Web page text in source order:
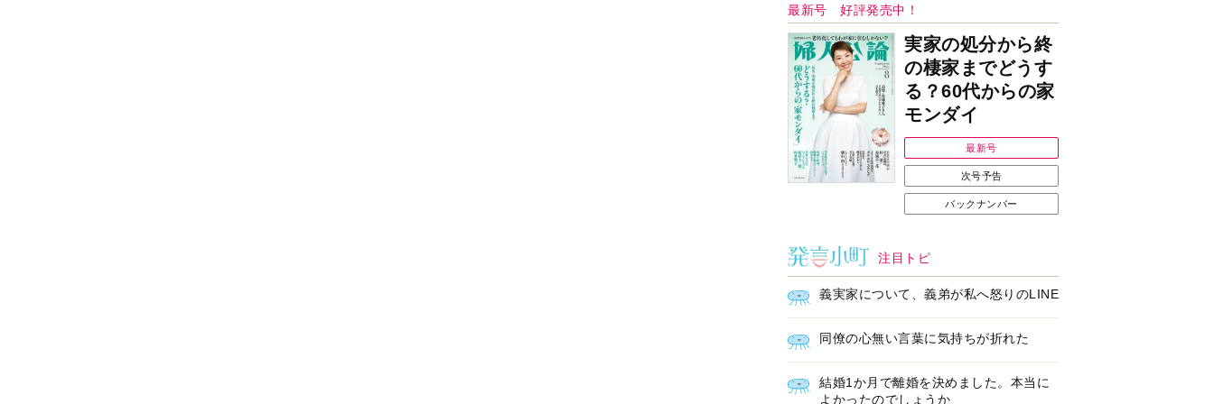
ＡＩで始める遺言を書
く前の準備セミナー開
催
耳にすっぽり！オーテ
ィコン補聴器、新しい
スタイルで All in Ear
の「オーティコン ジー
ル」を発売
トするオープンイヤー
型イヤホン「kikippa イ
ヤホン HERALBONY
モデル」発売
ージについてのお詫び
と訂正